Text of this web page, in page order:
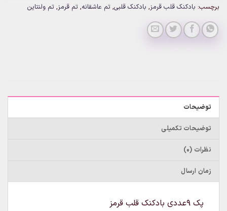
برچسب: بادکنک قلب قرمز, بادکنک قلبی, تم عاشقانه, تم قرمز, تم ولنتاین
توضیحات
توضیحات تکمیلی
نظرات (0)
زمان ارسال
پک 9عددی بادکنک قلب قرمز